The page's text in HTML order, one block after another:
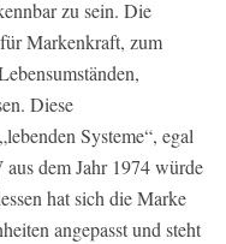
zu sein. Die
Markenkraft, zum
Diese
Systeme“, egal
dem Jahr 1974 würde
hat sich die Marke
angepasst und steht